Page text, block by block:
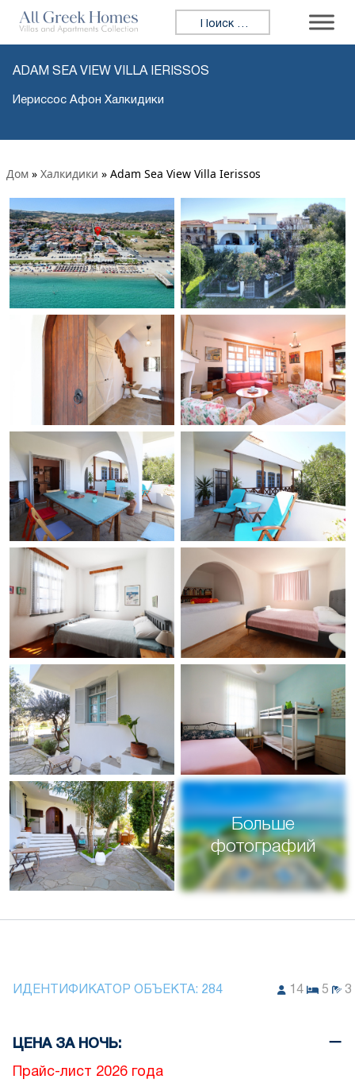
Искать:
ADAM SEA VIEW VILLA IERISSOS
Иериссос Афон Халкидики
Дом » Халкидики » Adam Sea View Villa Ierissos
Больше
фотографий
ИДЕНТИФИКАТОР ОБЪЕКТА: 284 14 5 3
ЦЕНА ЗА НОЧЬ:
Прайс-лист 2026 года